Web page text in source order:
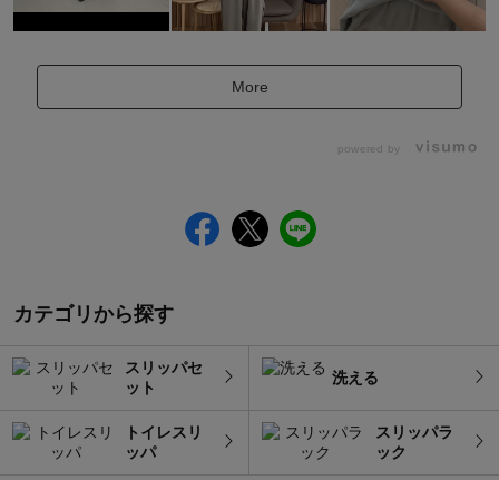
More
powered by
カテゴリから探す
スリッパセ
ット
洗える
トイレスリ
ッパ
スリッパラ
ック